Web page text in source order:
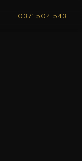
0371.504.543